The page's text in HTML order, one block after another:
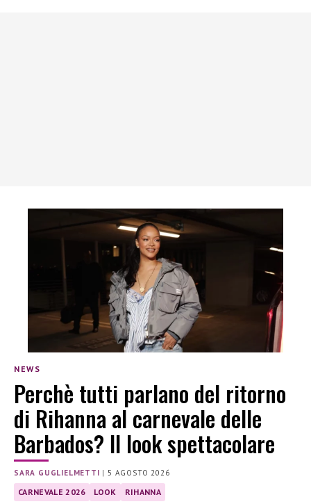
NEWS
Perchè tutti parlano del ritorno
di Rihanna al carnevale delle
Barbados? Il look spettacolare
SARA GUGLIELMETTI | 5 AGOSTO 2026
CARNEVALE 2026 LOOK RIHANNA